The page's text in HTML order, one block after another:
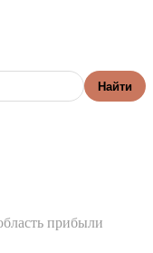
Найти
прибыли